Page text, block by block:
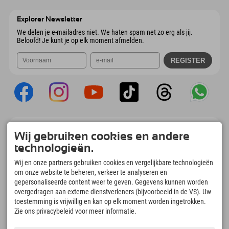
Explorer Newsletter
We delen je e-mailadres niet. We haten spam net zo erg als jij.
Beloofd! Je kunt je op elk moment afmelden.
Upload je #ExplorerMoments, Mijn Explorer
To Go met een boekingsoverzicht, bucketlist,
restaurantoverzicht en nog veel meer.
Download nu!
Tijd voor ontdekkingsmomenten
166
Bergmeren en
4.634km
Wij gebruiken cookies en andere
technologieën.
Wij en onze partners gebruiken cookies en vergelijkbare technologieën
om onze website te beheren, verkeer te analyseren en
gepersonaliseerde content weer te geven. Gegevens kunnen worden
overgedragen aan externe dienstverleners (bijvoorbeeld in de VS). Uw
toestemming is vrijwillig en kan op elk moment worden ingetrokken.
Zie ons privacybeleid voor meer informatie.